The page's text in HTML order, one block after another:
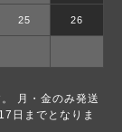
25 26
月・金のみ発送
日までとなりま